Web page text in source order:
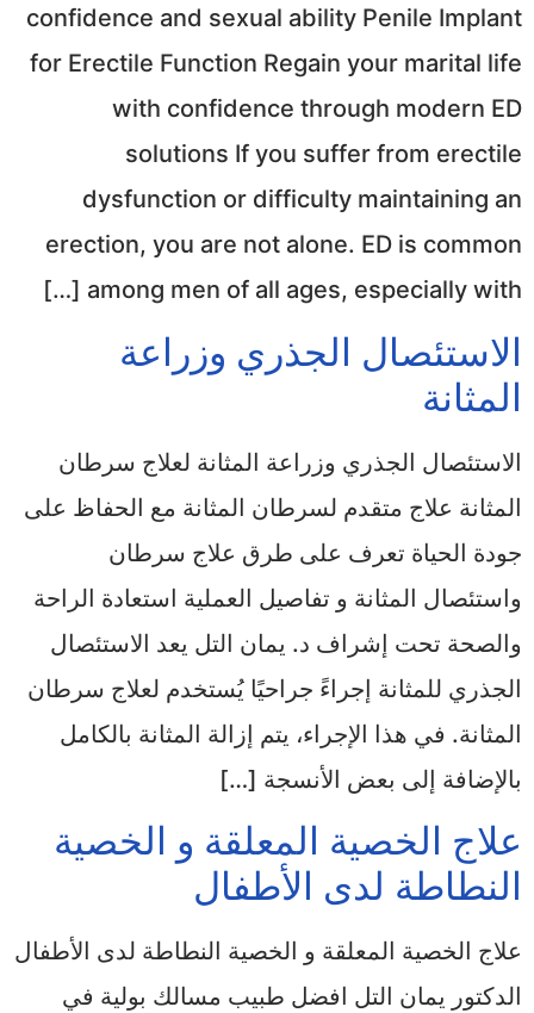
confidence and sexual ability Penile Implant
for Erectile Function Regain your marital life
with confidence through modern ED
solutions If you suffer from erectile
dysfunction or difficulty maintaining an
erection, you are not alone. ED is common
among men of all ages, especially with […]
الاستئصال الجذري وزراعة
المثانة
الاستئصال الجذري وزراعة المثانة لعلاج سرطان
المثانة علاج متقدم لسرطان المثانة مع الحفاظ على
جودة الحياة تعرف على طرق علاج سرطان
واستئصال المثانة و تفاصيل العملية استعادة الراحة
والصحة تحت إشراف د. يمان التل يعد الاستئصال
الجذري للمثانة إجراءً جراحيًا يُستخدم لعلاج سرطان
المثانة. في هذا الإجراء، يتم إزالة المثانة بالكامل
بالإضافة إلى بعض الأنسجة […]
علاج الخصية المعلقة و الخصية
النطاطة لدى الأطفال
علاج الخصية المعلقة و الخصية النطاطة لدى الأطفال
الدكتور يمان التل افضل طبيب مسالك بولية في